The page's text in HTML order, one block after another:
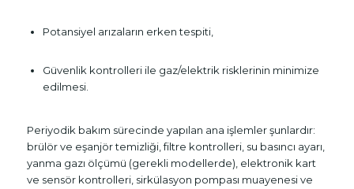
Potansiyel arızaların erken tespiti,
Güvenlik kontrolleri ile gaz/elektrik risklerinin minimize
edilmesi.
Periyodik bakım sürecinde yapılan ana işlemler şunlardır:
brülör ve eşanjör temizliği, filtre kontrolleri, su basıncı ayarı,
yanma gazı ölçümü (gerekli modellerde), elektronik kart
ve sensör kontrolleri, sirkülasyon pompası muayenesi ve